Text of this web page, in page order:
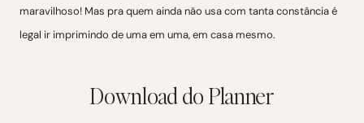
maravilhoso! Mas pra quem ainda não usa com tanta constância é
legal ir imprimindo de uma em uma, em casa mesmo.
Download do Planner